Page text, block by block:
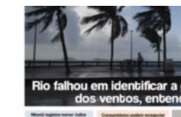
Ano X – Número 366 01 A 07
2026